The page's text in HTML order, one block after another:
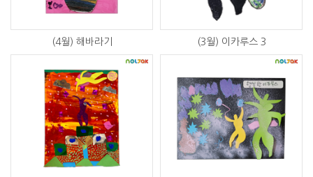
(4월) 해바라기 (3월) 이카루스 3